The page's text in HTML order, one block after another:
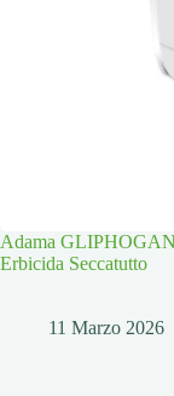
Adama
Erbicida Seccatutto
11 Marzo 2026